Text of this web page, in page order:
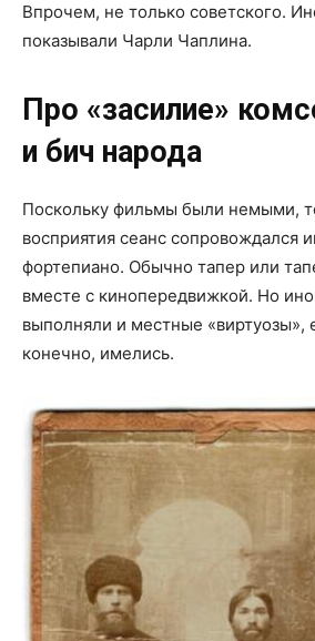
Впрочем, не только советского.
показывали Чарли Чаплина.
Про «засилие»
и бич народа
Поскольку фильмы были немыми,
восприятия сеанс сопровождался
фортепиано. Обычно тапер или
вместе с кинопередвижкой. Но
выполняли и местные «виртуозы»,
конечно, имелись.